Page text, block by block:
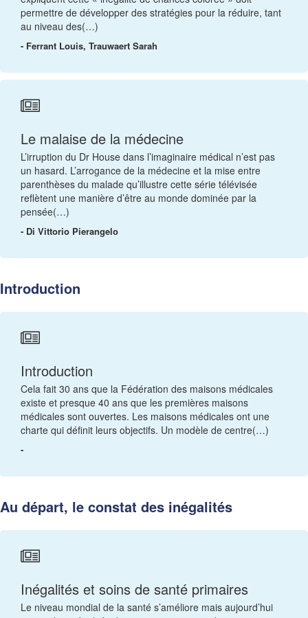
permettre de développer des stratégies pour la réduire, tant
au niveau des(…)
- Ferrant Louis, Trauwaert Sarah
Le malaise de la médecine
L’irruption du Dr House dans l’imaginaire médical n’est pas
un hasard. L’arrogance de la médecine et la mise entre
parenthèses du malade qu’illustre cette série télévisée
reflètent une manière d’être au monde dominée par la
pensée(…)
- Di Vittorio Pierangelo
Introduction
Introduction
Cela fait 30 ans que la Fédération des maisons médicales
existe et presque 40 ans que les premières maisons
médicales sont ouvertes. Les maisons médicales ont une
charte qui définit leurs objectifs. Un modèle de centre(…)
-
Au départ, le constat des inégalités
Inégalités et soins de santé primaires
Le niveau mondial de la santé s’améliore mais aujourd’hui